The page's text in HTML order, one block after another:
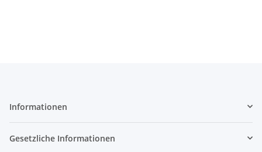
Informationen
Gesetzliche Informationen